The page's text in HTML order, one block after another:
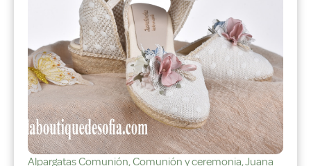
Alpargatas Comunión,Comunión y ceremonia,Juana